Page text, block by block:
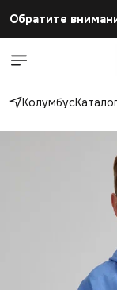
Обратите
Колумбус